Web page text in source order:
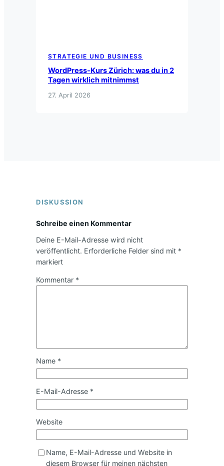
STRATEGIE UND BUSINESS
WordPress-Kurs Zürich: was du in 2
Tagen wirklich mitnimmst
27. April 2026
DISKUSSION
Schreibe einen Kommentar
Deine E-Mail-Adresse wird nicht
veröffentlicht. Erforderliche Felder sind mit *
markiert
Kommentar *
Name *
E-Mail-Adresse *
Website
Name, E-Mail-Adresse und Website in
diesem Browser für meinen nächsten